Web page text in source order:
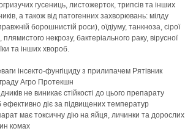
гусениць, листожерток, трипсів та інших
а також від патогенних захворювань: мілду
борошнистій роси), оїдіуму, танкноза, сірої
плямистого некрозу, бактеріального раку, вірусної
та інших хвороб.
інсекто-фунгіциду з прилипачем Рятівник
Агро Протекшн
не виникає стійкості до цього препарату
ефективно діє за підвищених температур
має токсичну дію на яйця, личинки та дорослих
комах